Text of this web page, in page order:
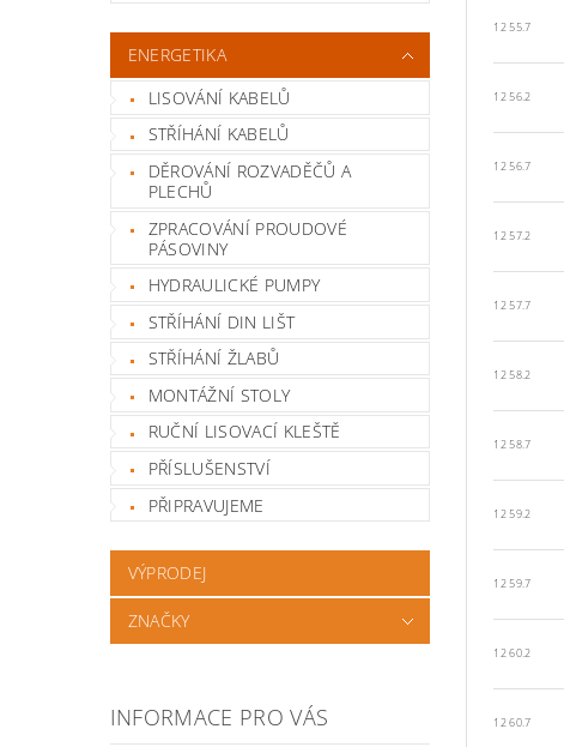
ENERGETIKA
LISOVÁNÍ KABELŮ
STŘÍHÁNÍ KABELŮ
DĚROVÁNÍ ROZVADĚČŮ A
PLECHŮ
ZPRACOVÁNÍ PROUDOVÉ
PÁSOVINY
HYDRAULICKÉ PUMPY
STŘÍHÁNÍ DIN LIŠT
STŘÍHÁNÍ ŽLABŮ
MONTÁŽNÍ STOLY
RUČNÍ LISOVACÍ KLEŠTĚ
PŘÍSLUŠENSTVÍ
PŘIPRAVUJEME
VÝPRODEJ
ZNAČKY
INFORMACE PRO VÁS
12 55.7
12 56.2
12 56.7
12 57.2
12 57.7
12 58.2
12 58.7
12 59.2
12 59.7
12 60.2
12 60.7